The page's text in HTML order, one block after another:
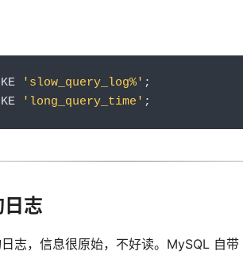
'slow_query_log%' ;
'long_query_time' ;
志
志，信息很原始，不好读。MySQL 自带